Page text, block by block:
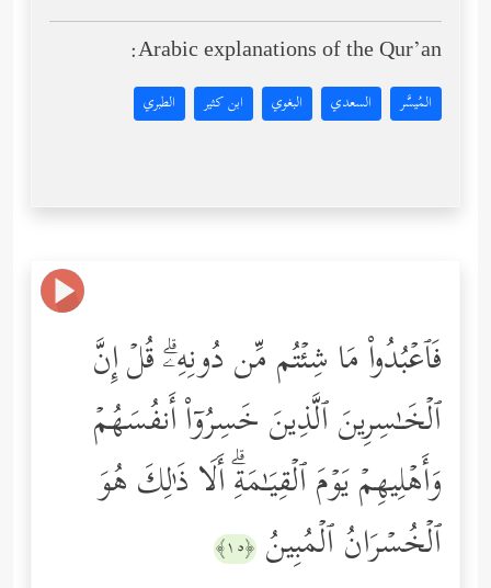
Arabic explanations of the Qur’an:
المُيسَّر السعدي البغوي ابن كثير الطبري
فَٱعۡبُدُواْ مَا شِئۡتُم مِّن دُونِهِۦۗ قُلۡ إِنَّ
ٱلۡخَـٰسِرِینَ ٱلَّذِینَ خَسِرُوۤاْ أَنفُسَهُمۡ
وَأَهۡلِیهِمۡ یَوۡمَ ٱلۡقِیَـٰمَةِۗ أَلَا ذَ ٰ⁠لِكَ هُوَ
ٱلۡخُسۡرَانُ ٱلۡمُبِینُ ﴿١٥﴾